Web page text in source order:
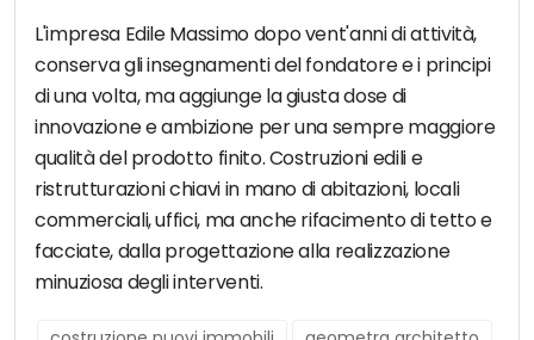
L'impresa Edile Massimo dopo vent'anni di attività,
conserva gli insegnamenti del fondatore e i principi
di una volta, ma aggiunge la giusta dose di
innovazione e ambizione per una sempre maggiore
qualità del prodotto finito. Costruzioni edili e
ristrutturazioni chiavi in mano di abitazioni, locali
commerciali, uffici, ma anche rifacimento di tetto e
facciate, dalla progettazione alla realizzazione
minuziosa degli interventi.